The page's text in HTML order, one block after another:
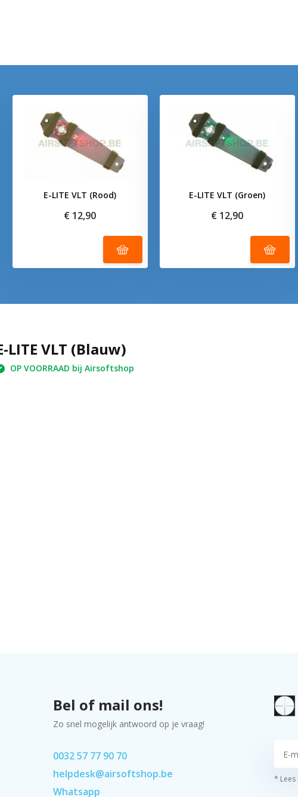
E-LITE VLT (Rood)
€ 12,90
E-LITE VLT (Groen)
€ 12,90
LITE VLT (Blauw)
OP VOORRAAD bij Airsoftshop
Bel of mail ons!
Zo snel mogelijk antwoord op je vraag!
0032 57 77 90 70
helpdesk@airsoftshop.be
Whatsapp
*